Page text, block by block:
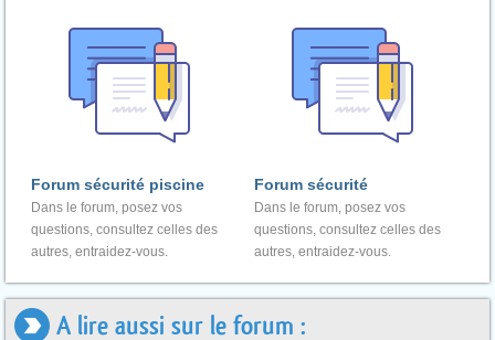
Forum sécurité piscine
Dans le forum, posez vos
questions, consultez celles des
autres, entraidez-vous.
Forum sécurité
Dans le forum, posez vos
questions, consultez celles des
autres, entraidez-vous.
A lire aussi sur le forum :